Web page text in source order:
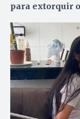
para extorquir